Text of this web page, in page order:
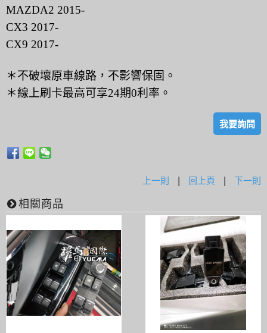
MAZDA2 2015-
CX3 2017-
CX9 2017-
＊不破壞原車線路，不影響保固。
＊線上刷卡最高可享24期0利率。
我要詢問
上一則 | 回上頁 | 下一則
相關商品